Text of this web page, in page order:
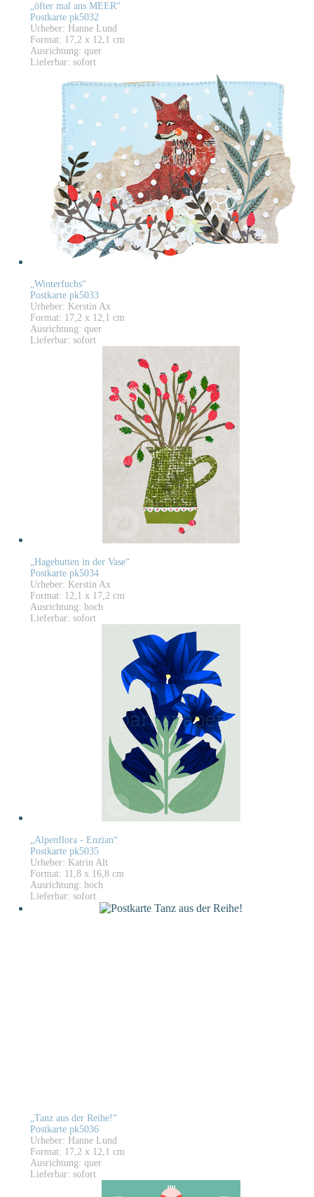
„öfter mal ans MEER“
Postkarte pk5032
Urheber: Hanne Lund
Format: 17,2 x 12,1 cm
Ausrichtung: quer
Lieferbar: sofort
„Winterfuchs“
Postkarte pk5033
Urheber: Kerstin Ax
Format: 17,2 x 12,1 cm
Ausrichtung: quer
Lieferbar: sofort
„Hagebutten in der Vase“
Postkarte pk5034
Urheber: Kerstin Ax
Format: 12,1 x 17,2 cm
Ausrichtung: hoch
Lieferbar: sofort
„Alpenflora - Enzian“
Postkarte pk5035
Urheber: Katrin Alt
Format: 11,8 x 16,8 cm
Ausrichtung: hoch
Lieferbar: sofort
„Tanz aus der Reihe!“
Postkarte pk5036
Urheber: Hanne Lund
Format: 17,2 x 12,1 cm
Ausrichtung: quer
Lieferbar: sofort